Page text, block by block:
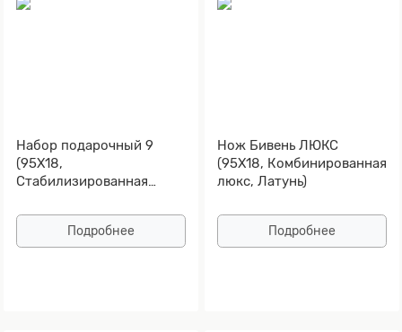
Набор подарочный 9
(95Х18,
Стабилизированная
Алюминий, Золочение
рисунка на клинке)
Подробнее
Нож Бивень ЛЮКС
(95Х18, Комбинированная
люкс, Латунь)
Подробнее